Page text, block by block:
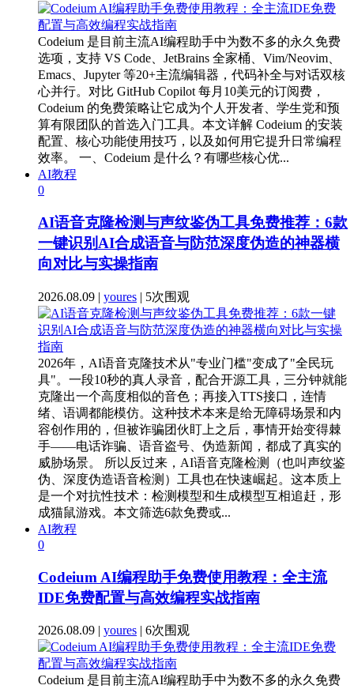
Codeium 是目前主流AI编程助手中为数不多的永久免费
选项，支持 VS Code、JetBrains 全家桶、Vim/Neovim、
Emacs、Jupyter 等20+主流编辑器，代码补全与对话双核
心并行。对比 GitHub Copilot 每月10美元的订阅费，
Codeium 的免费策略让它成为个人开发者、学生党和预
算有限团队的首选入门工具。本文详解 Codeium 的安装
配置、核心功能使用技巧，以及如何用它提升日常编程
效率。 一、Codeium 是什么？有哪些核心优...
AI教程
0
AI语音克隆检测与声纹鉴伪工具免费推荐：6款
一键识别AI合成语音与防范深度伪造的神器横
向对比与实操指南
2026.08.09 | youres | 5次围观
2026年，AI语音克隆技术从"专业门槛"变成了"全民玩
具"。一段10秒的真人录音，配合开源工具，三分钟就能
克隆出一个高度相似的音色；再接入TTS接口，连情
绪、语调都能模仿。这种技术本来是给无障碍场景和内
容创作用的，但被诈骗团伙盯上之后，事情开始变得棘
手——电话诈骗、语音盗号、伪造新闻，都成了真实的
威胁场景。 所以反过来，AI语音克隆检测（也叫声纹鉴
伪、深度伪造语音检测）工具也在快速崛起。这本质上
是一个对抗性技术：检测模型和生成模型互相追赶，形
成猫鼠游戏。本文筛选6款免费或...
AI教程
0
Codeium AI编程助手免费使用教程：全主流
IDE免费配置与高效编程实战指南
2026.08.09 | youres | 6次围观
Codeium 是目前主流AI编程助手中为数不多的永久免费